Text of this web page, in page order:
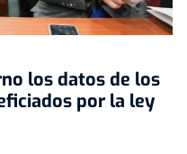
los datos de los
por la ley